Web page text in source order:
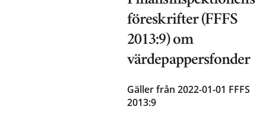
föreskrifter (FFFS
2013:9) om
värdepappersfonder
Gäller från 2022-01-01 FFFS
2013:9